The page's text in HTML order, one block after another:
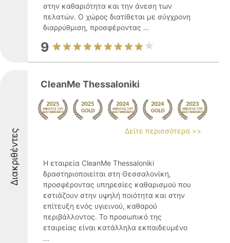
στην καθαριότητα και την άνεση των
πελατών. Ο χώρος διατίθεται με σύγχρονη
διαρρύθμιση, προσφέροντας ...
9
Διακριθέντες
CleanMe Thessaloniki
Δείτε περισσότερα >>
Η εταιρεία CleanMe Thessaloniki
δραστηριοποιείται στη Θεσσαλονίκη,
προσφέροντας υπηρεσίες καθαρισμού που
εστιάζουν στην υψηλή ποιότητα και στην
επίτευξη ενός υγιεινού, καθαρού
περιβάλλοντος. Το προσωπικό της
εταιρείας είναι κατάλληλα εκπαιδευμένο
...